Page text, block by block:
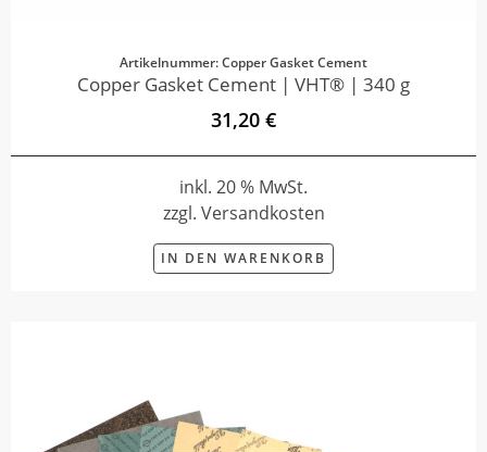
Artikelnummer: Copper Gasket Cement
Copper Gasket Cement | VHT® | 340 g
31,20 €
inkl. 20 % MwSt.
zzgl. Versandkosten
IN DEN WARENKORB